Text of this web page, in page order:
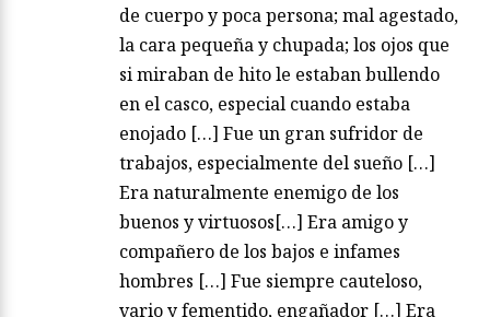
de cuerpo y poca persona; mal agestado,
la cara pequeña y chupada; los ojos que
si miraban de hito le estaban bullendo
en el casco, especial cuando estaba
enojado […] Fue un gran sufridor de
trabajos, especialmente del sueño […]
Era naturalmente enemigo de los
buenos y virtuosos[…] Era amigo y
compañero de los bajos e infames
hombres […] Fue siempre cauteloso,
vario y fementido, engañador […] Era